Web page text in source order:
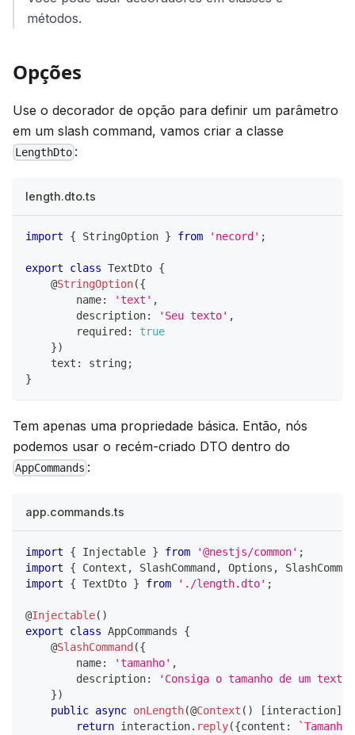
métodos.
Opções
Use o decorador de opção para definir um parâmetro
em um slash command, vamos criar a classe
LengthDto :
length.dto.ts
import { StringOption } from 'necord' ;
export class TextDto {
@StringOption({
        name
: 'text' ,
        description
: 'Seu texto' ,
        required
:
true
})
    text
: string;
}
Tem apenas uma propriedade básica. Então, nós
podemos usar o recém-criado DTO dentro do
AppCommands :
app.commands.ts
import { Injectable } from '@nestjs/common' ;
import
{ Context , SlashCommand , Options ,
import
{ TextDto } from './length.dto' ;
@Injectable( )
export
class AppCommands
{
@SlashCommand ({
        name
: 'tamanho' ,
        description
:
'Consiga o tamanho de um texto'
})
public async onLength(@Context ( ) [interaction]
return interaction. reply({content : `